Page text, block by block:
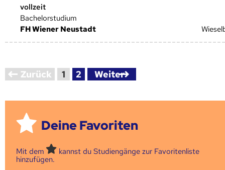
vollzeit
Bachelorstudium
FH Wiener Neustadt
Zurück 1 2 Weiter
Deine Favoriten
Mit dem
kannst du Studiengänge zur Favoritenliste
hinzufügen.